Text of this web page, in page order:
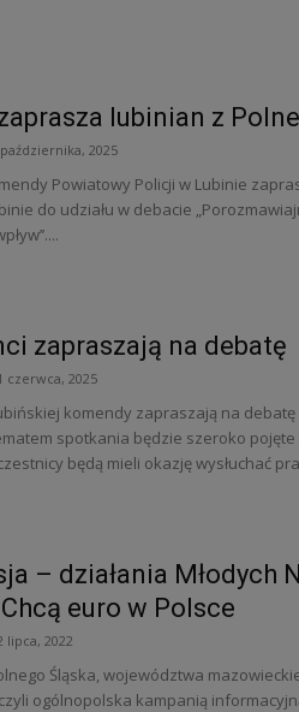
lubinian z
2025
Powiatowy Policji w Lubinie
do udziału w debacie
zapraszają na debatę
czerwca, 2025
komendy zapraszają na debatę
spotkania będzie szeroko
będą mieli okazję wysłuchać
– działania Młodych
Chcą euro w Polsce
lipca, 2022
Śląska, województwa
czyli ogólnopolska kampanią